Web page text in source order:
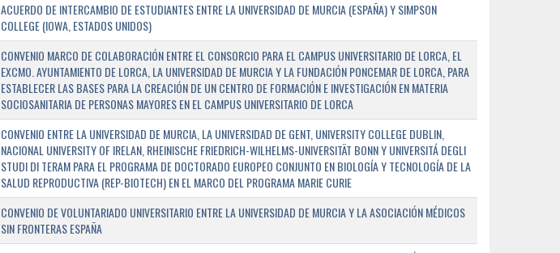
ACUERDO DE INTERCAMBIO DE ESTUDIANTES ENTRE LA UNIVERSIDAD DE MURCIA (ESPAÑA) Y SIMPSON
COLLEGE (IOWA, ESTADOS UNIDOS)
CONVENIO MARCO DE COLABORACIÓN ENTRE EL CONSORCIO PARA EL CAMPUS UNIVERSITARIO DE LORCA, EL
EXCMO. AYUNTAMIENTO DE LORCA, LA UNIVERSIDAD DE MURCIA Y LA FUNDACIÓN PONCEMAR DE LORCA, PARA
ESTABLECER LAS BASES PARA LA CREACIÓN DE UN CENTRO DE FORMACIÓN E INVESTIGACIÓN EN MATERIA
SOCIOSANITARIA DE PERSONAS MAYORES EN EL CAMPUS UNIVERSITARIO DE LORCA
CONVENIO ENTRE LA UNIVERSIDAD DE MURCIA, LA UNIVERSIDAD DE GENT, UNIVERSITY COLLEGE DUBLIN,
NACIONAL UNIVERSITY OF IRELAN, RHEINISCHE FRIEDRICH-WILHELMS-UNIVERSITÄT BONN Y UNIVERSITÁ DEGLI
STUDI DI TERAM PARA EL PROGRAMA DE DOCTORADO EUROPEO CONJUNTO EN BIOLOGÍA Y TECNOLOGÍA DE LA
SALUD REPRODUCTIVA (REP-BIOTECH) EN EL MARCO DEL PROGRAMA MARIE CURIE
CONVENIO DE VOLUNTARIADO UNIVERSITARIO ENTRE LA UNIVERSIDAD DE MURCIA Y LA ASOCIACIÓN MÉDICOS
SIN FRONTERAS ESPAÑA